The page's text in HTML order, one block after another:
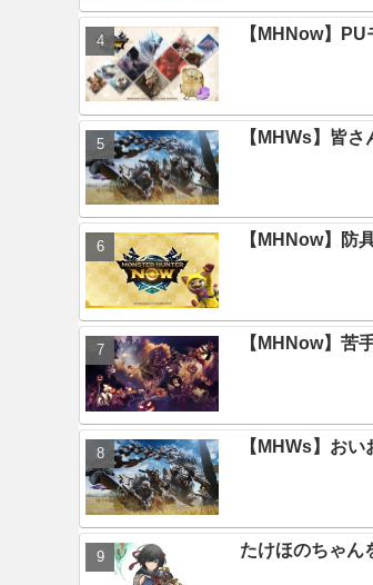
【MHNow】
【MHWs】皆
【MHNow】防
【MHNow】苦
【MHWs】お
たけほのちゃん